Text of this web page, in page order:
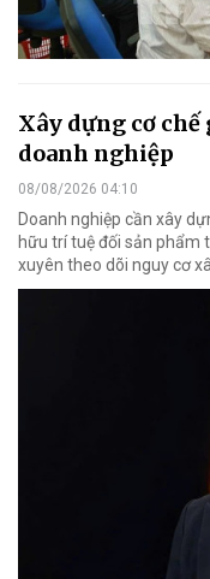
Xây dựng cơ
doanh nghiệp
08/08/2026 04:10
Doanh nghiệp cần xây
hữu trí tuệ đối sản phẩm
xuyên theo dõi nguy cơ